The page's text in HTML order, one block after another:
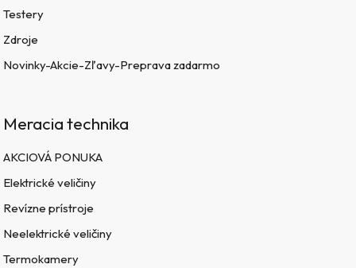
Testery
Zdroje
Novinky-Akcie-Zľavy-Preprava zadarmo
Meracia technika
AKCIOVÁ PONUKA
Elektrické veličiny
Revízne prístroje
Neelektrické veličiny
Termokamery